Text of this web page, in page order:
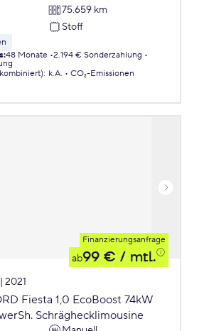
75.659 km
Stoff
:48 Monate 2.194 € Sonderzahlung
: k.A.
CO₂-Emissionen
Finanzierungsanfrage
ab99 € / mtl.
2021
Fiesta 1,0 EcoBoost 74kW
Schräghecklimousine